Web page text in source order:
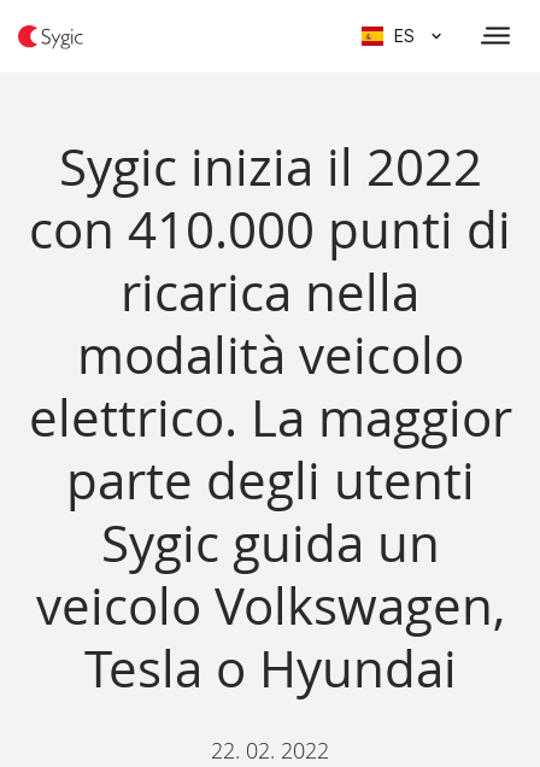
ES
Sygic inizia il 2022
con 410.000 punti di
ricarica nella
modalità veicolo
elettrico. La maggior
parte degli utenti
Sygic guida un
veicolo Volkswagen,
Tesla o Hyundai
22. 02. 2022